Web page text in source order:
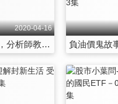
2020-04-16
20萬布局好股，分析師教你怎麼挑 第2集